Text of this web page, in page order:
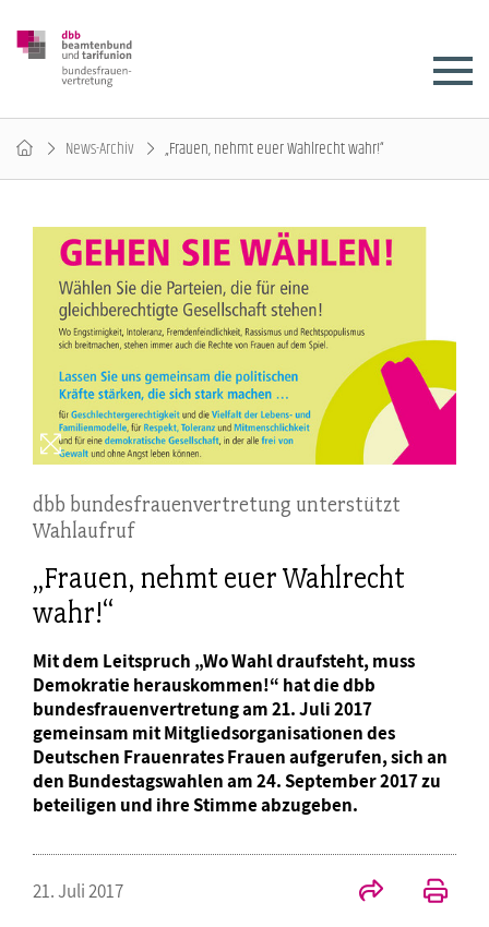
News-Archiv „Frauen, nehmt euer Wahlrecht wahr!“
dbb bundesfrauenvertretung unterstützt
Wahlaufruf
„Frauen, nehmt euer Wahlrecht
wahr!“
Mit dem Leitspruch „Wo Wahl draufsteht, muss
Demokratie herauskommen!“ hat die dbb
bundesfrauenvertretung am 21. Juli 2017
gemeinsam mit Mitgliedsorganisationen des
Deutschen Frauenrates Frauen aufgerufen, sich an
den Bundestagswahlen am 24. September 2017 zu
beteiligen und ihre Stimme abzugeben.
21. Juli 2017